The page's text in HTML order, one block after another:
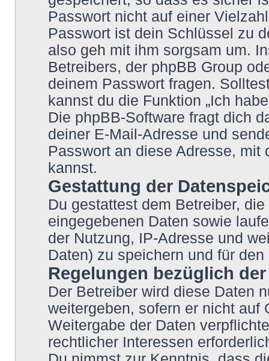
Passwort nicht auf einer
Passwort ist dein Schlüssel zu
also geh mit ihm sorgsam um.
Betreibers, der phpBB Group
deinem Passwort fragen.
kannst du die Funktion „Ich
Die phpBB-Software fragt dich
deiner E-Mail-Adresse und
Passwort an diese Adresse, mit
kannst.
Gestattung der
Du gestattest dem Betreiber,
eingegebenen Daten sowie
der Nutzung, IP-Adresse und
Daten) zu speichern und für
Regelungen bezüglich
Der Betreiber wird diese Daten
weitergeben, sofern er nicht auf
Weitergabe der Daten
rechtlicher Interessen